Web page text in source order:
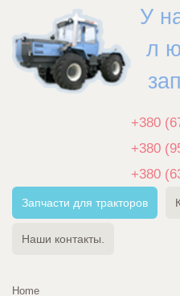
У
л
+380
+380
+380
Запчасти для тракторов
Наши контакты.
Home